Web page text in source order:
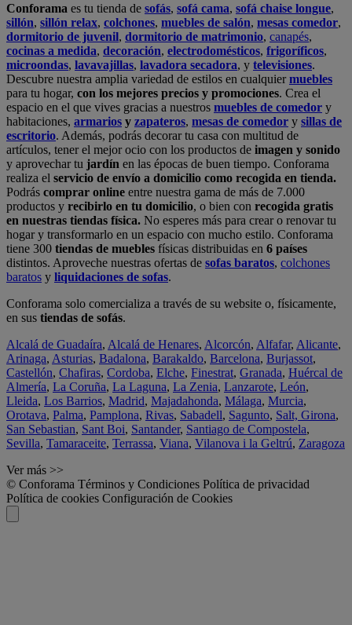
Conforama es tu tienda de sofás, sofá cama, sofá chaise longue,
sillón, sillón relax, colchones, muebles de salón, mesas comedor,
dormitorio de juvenil, dormitorio de matrimonio, canapés,
cocinas a medida, decoración, electrodomésticos, frigoríficos,
microondas, lavavajillas, lavadora secadora, y televisiones.
Descubre nuestra amplia variedad de estilos en cualquiermuebles
para tu hogar, con los mejores precios y promociones. Crea el
espacio en el que vives gracias a nuestros muebles de comedor y
habitaciones, armarios y zapateros, mesas de comedor y sillas de
escritorio. Además, podrás decorar tu casa con multitud de
artículos, tener el mejor ocio con los productos de imagen y sonido
y aprovechar tu jardín en las épocas de buen tiempo. Conforama
realiza el servicio de envío a domicilio como recogida en tienda.
Podrás comprar online entre nuestra gama de más de 7.000
productos y recibirlo en tu domicilio, o bien con recogida gratis
en nuestras tiendas física. No esperes más para crear o renovar tu
hogar y transformarlo en un espacio con mucho estilo. Conforama
tiene 300 tiendas de muebles físicas distribuidas en 6 países
distintos. Aproveche nuestras ofertas de sofas baratos, colchones
baratos y liquidaciones de sofas.
Conforama solo comercializa a través de su website o, físicamente,
en sus tiendas de sofás.
Alcalá de Guadaíra, Alcalá de Henares, Alcorcón, Alfafar, Alicante,
Arinaga, Asturias, Badalona, Barakaldo, Barcelona, Burjassot,
Castellón, Chafiras, Cordoba, Elche, Finestrat, Granada, Huércal de
Almería, La Coruña, La Laguna, La Zenia, Lanzarote, León,
Lleida, Los Barrios, Madrid, Majadahonda, Málaga, Murcia,
Orotava, Palma, Pamplona, Rivas, Sabadell, Sagunto, Salt, Girona,
San Sebastian, Sant Boi, Santander, Santiago de Compostela,
Sevilla, Tamaraceite, Terrassa, Viana, Vilanova i la Geltrú, Zaragoza
Ver más >>
© Conforama Términos y Condiciones Política de privacidad
Política de cookies Configuración de Cookies